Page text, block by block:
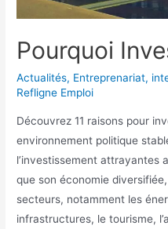
Pourquoi
Actualités, Entreprenariat,
Refligne Emploi
Découvrez 11 raisons pour
environnement politique
l’investissement attrayantes
que son économie
secteurs, notamment les
infrastructures, le tourisme,